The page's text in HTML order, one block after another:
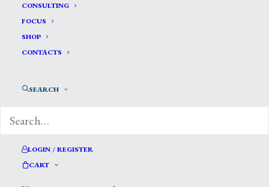
CONSULTING
FOCUS
SHOP
CONTACTS
SEARCH
LOGIN / REGISTER
CART
Landucci Nicolao *
Lucca 1801 – 1868
cinquecenteschi, lavorando per chiese lucchesi
e della provincia: fra le altre la pala con il